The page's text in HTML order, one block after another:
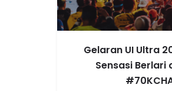
Gelaran UI Ultra
Sensasi Berlari